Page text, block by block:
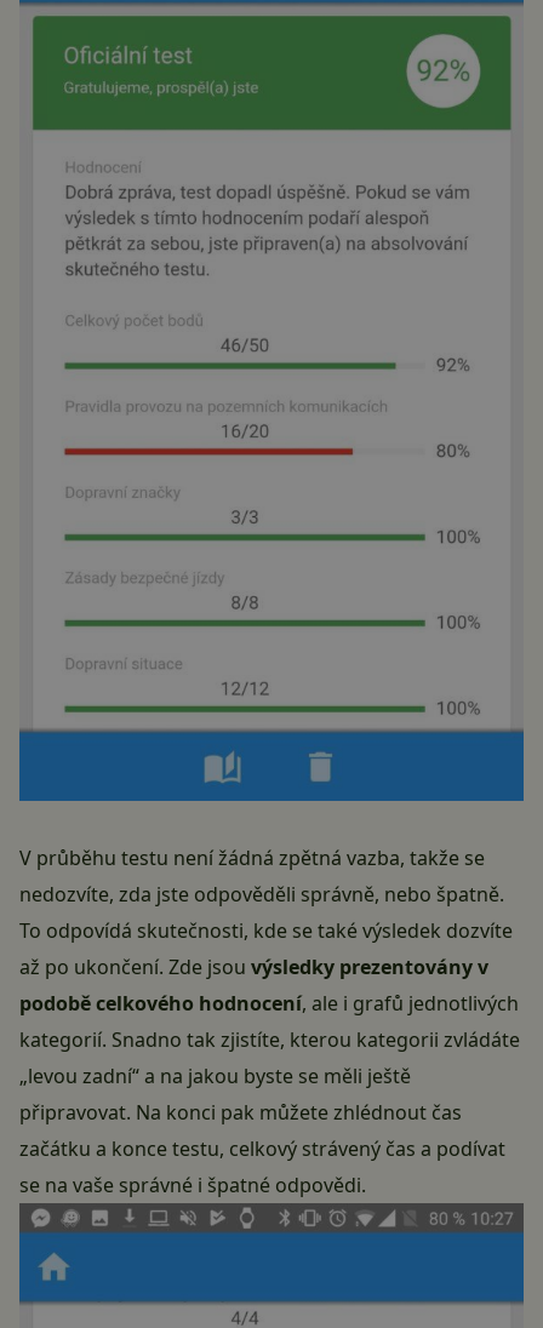
V průběhu testu není žádná zpětná vazba, takže se
nedozvíte, zda jste odpověděli správně, nebo špatně.
To odpovídá skutečnosti, kde se také výsledek dozvíte
až po ukončení. Zde jsou výsledky prezentovány v
podobě celkového hodnocení, ale i grafů jednotlivých
kategorií. Snadno tak zjistíte, kterou kategorii zvládáte
„levou zadní“ a na jakou byste se měli ještě
připravovat. Na konci pak můžete zhlédnout čas
začátku a konce testu, celkový strávený čas a podívat
se na vaše správné i špatné odpovědi.